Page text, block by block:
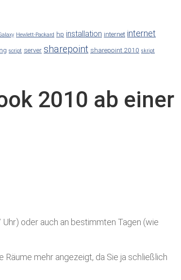
Hewlett-Packard hp installation internet internet
script server sharepoint sharepoint 2010 skript
2010 ab einer
oder auch an bestimmten Tagen (wie
mehr angezeigt, da Sie ja schließlich